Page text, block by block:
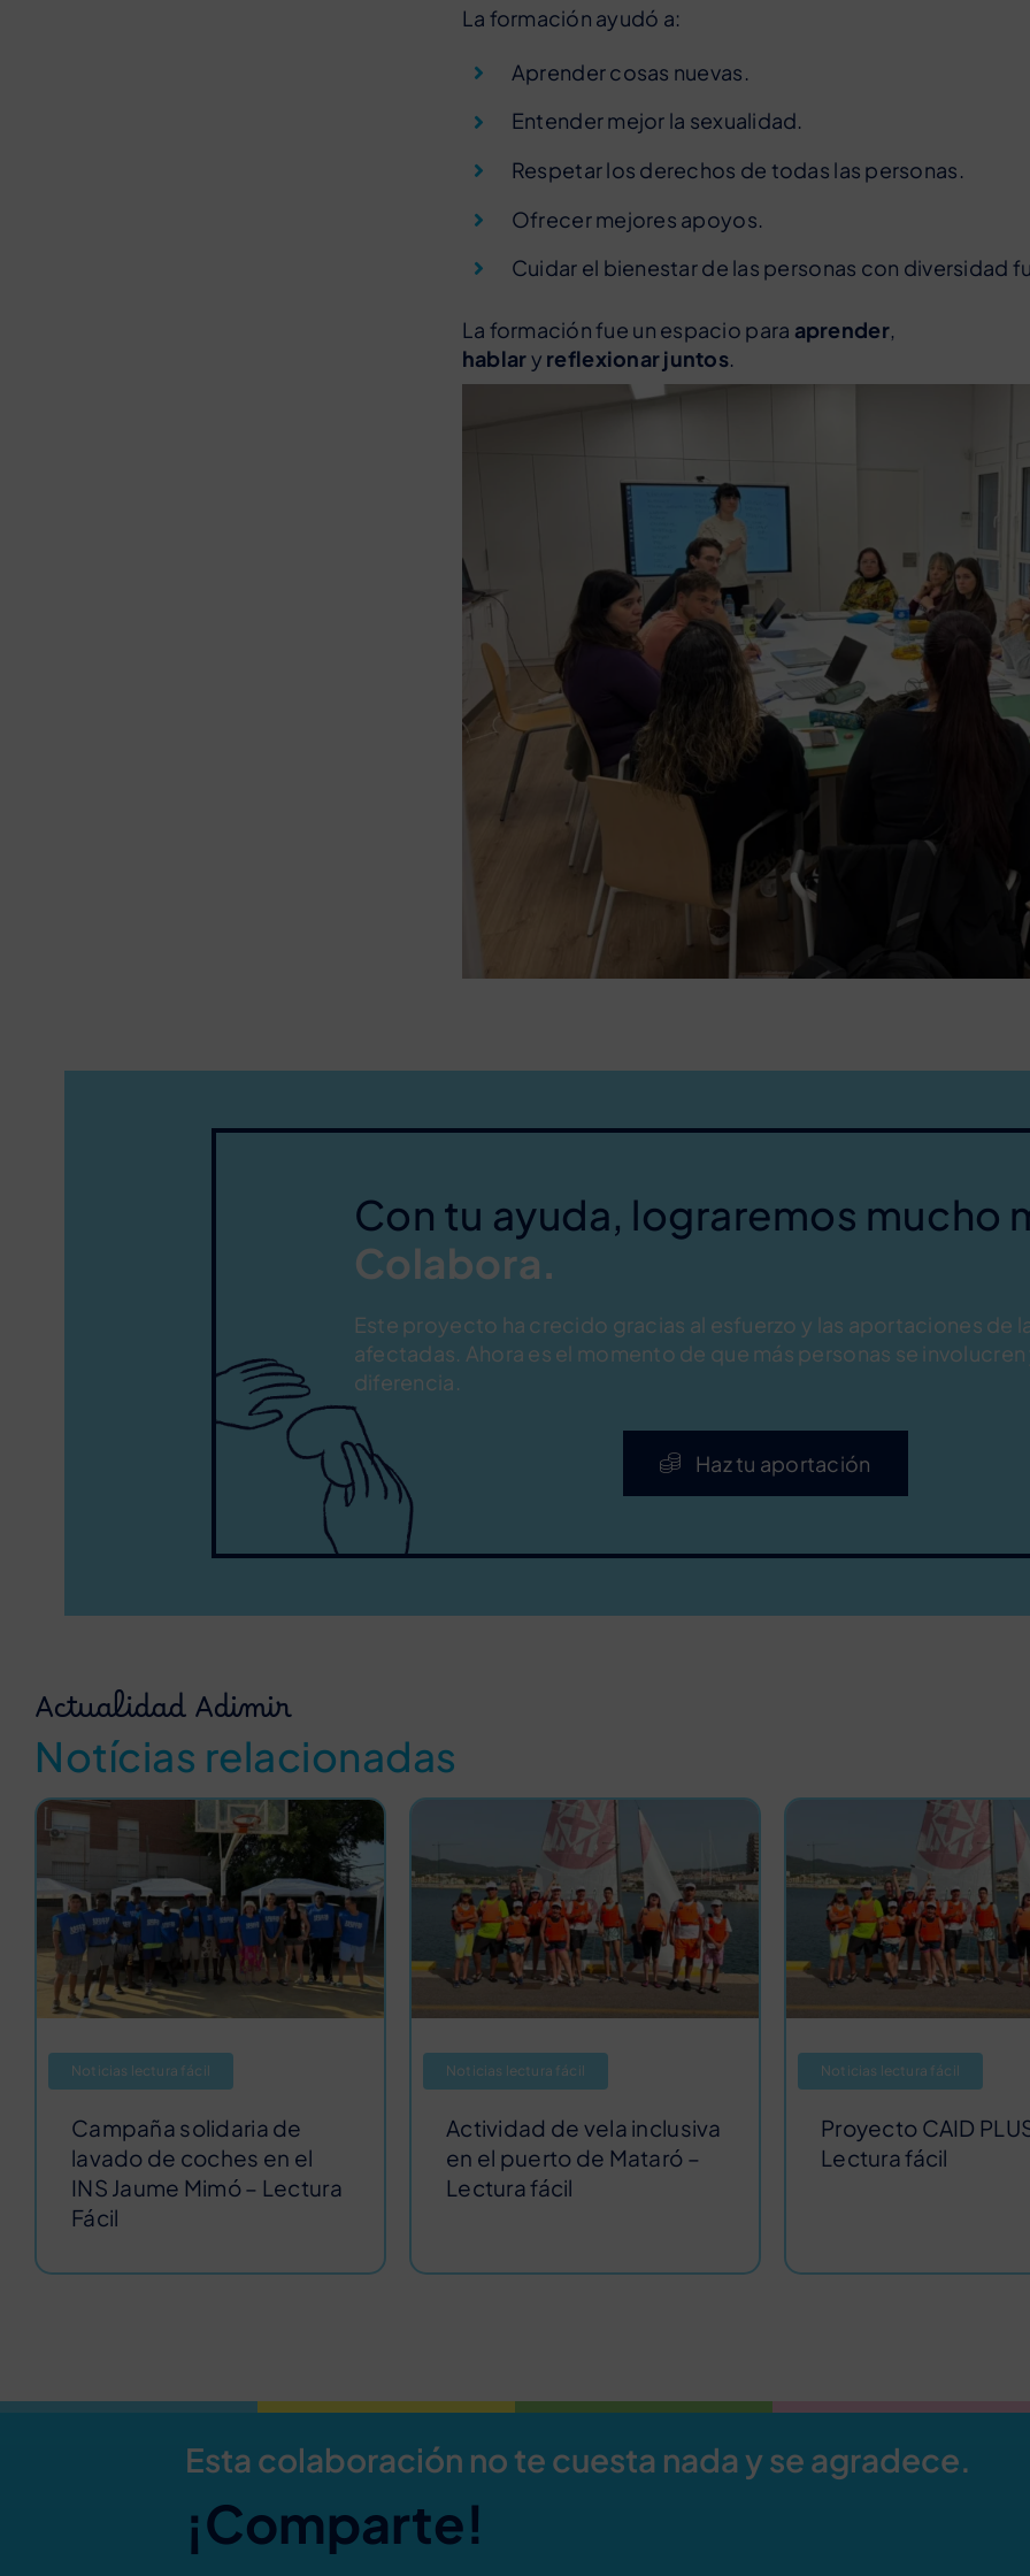
La formación ayudó a:
Aprender cosas nuevas.
Entender mejor la sexualidad.
Respetar los derechos de todas las personas.
Ofrecer mejores apoyos.
Cuidar el bienestar de las personas con diversidad
La formación fue un espacio para aprender,
hablary reflexionar juntos.
Con tu ayuda, lograremos mucho
Colabora.
Este proyecto ha crecido gracias al esfuerzo y las aportaciones de
afectadas. Ahora es el momento de que más personas se involucren
diferencia.
Haz tu aportación
Actualidad Adimir
Notícias relacionadas
Noticias lectura fácil
Campaña solidaria de
lavado de coches en el
INS Jaume Mimó – Lectura
Fácil
Noticias lectura fácil
Actividad de vela inclusiva
en el puerto de Mataró –
Lectura fácil
Noticias lectura fácil
Proyecto CAID
Lectura fácil
Esta colaboración no te cuesta nada y se agradece.
¡Comparte!